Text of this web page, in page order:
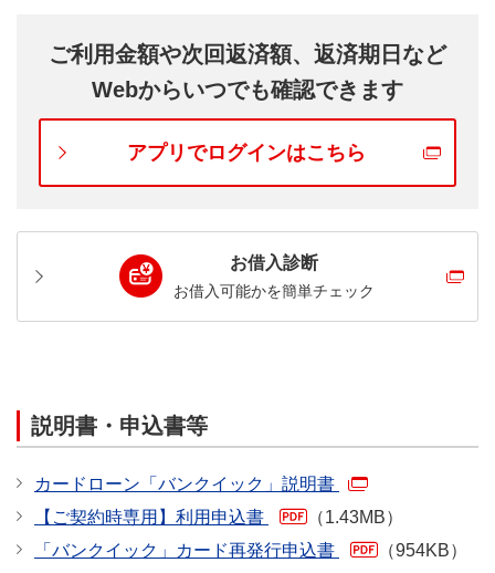
ご利用金額や次回返済額、返済期日など
Webからいつでも確認できます
アプリでログインはこちら
お借入診断
お借入可能かを簡単チェック
説明書・申込書等
カードローン「バンクイック」説明書
【ご契約時専用】利用申込書
（1.43MB）
「バンクイック」カード再発行申込書
（954KB）